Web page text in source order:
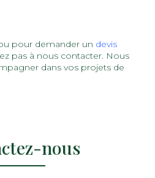
pour demander un devis
pas à nous contacter. Nous
dans vos projets de
nous